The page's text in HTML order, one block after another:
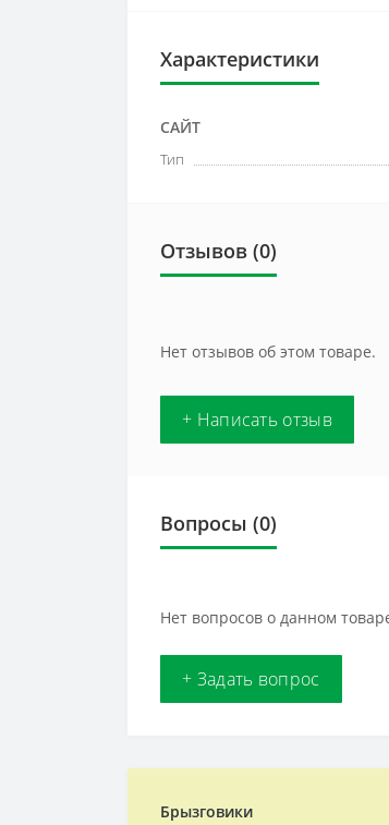
Характеристики
САЙТ
Тип
Отзывов (0)
Нет отзывов об этом товаре.
+ Написать отзыв
Вопросы (0)
Нет вопросов о данном
+ Задать вопрос
Брызговики